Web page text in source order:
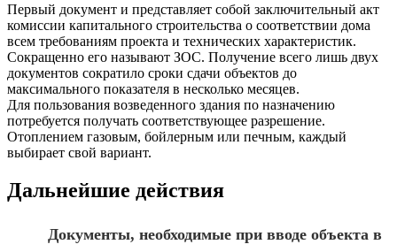
Первый документ и представляет собой заключительный акт
комиссии капитального строительства о соответствии дома
всем требованиям проекта и технических характеристик.
Сокращенно его называют ЗОС. Получение всего лишь двух
документов сократило сроки сдачи объектов до
максимального показателя в несколько месяцев.
Для пользования возведенного здания по назначению
потребуется получать соответствующее разрешение.
Отоплением газовым, бойлерным или печным, каждый
выбирает свой вариант.
Дальнейшие действия
Документы, необходимые при вводе объекта в